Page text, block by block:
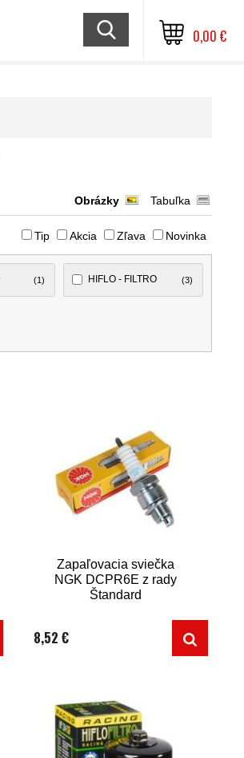
0,00 €
Obrázky Tabuľka
Tip Akcia Zľava Novinka
(1) HIFLO - FILTRO (3)
Zapaľovacia sviečka
NGK DCPR6E z rady
Štandard
8,52 €